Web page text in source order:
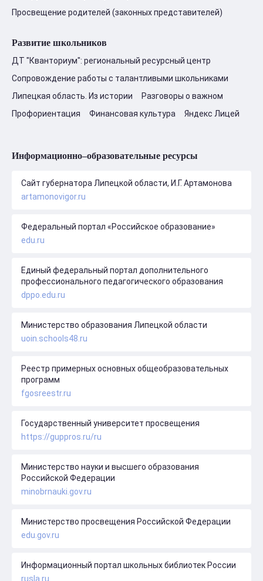
Просвещение родителей (законных представителей)
Развитие школьников
ДТ "Кванториум": региональный ресурсный центр
Сопровождение работы с талантливыми школьниками
Липецкая область. Из истории
Разговоры о важном
Профориентация
Финансовая культура Яндекс Лицей
Информационно–образовательные ресурсы
Сайт губернатора Липецкой области, И.Г. Артамонова
artamonovigor.ru
Федеральный портал «Российское образование»
edu.ru
Единый федеральный портал дополнительного
профессионального педагогического образования
dppo.edu.ru
Министерство образования Липецкой области
uoin.schools48.ru
Реестр примерных основных общеобразовательных
программ
fgosreestr.ru
Государственный университет просвещения
https://guppros.ru/ru
Министерство науки и высшего образования
Российской Федерации
minobrnauki.gov.ru
Министерство просвещения Российской Федерации
edu.gov.ru
Информационный портал школьных библиотек России
rusla.ru